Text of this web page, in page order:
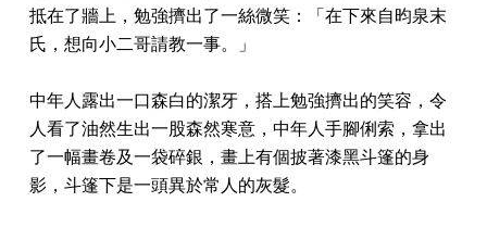
抵在了牆上，勉強擠出了一絲微笑：「在下來自昀泉末
氏，想向小二哥請教一事。」
中年人露出一口森白的潔牙，搭上勉強擠出的笑容，令
人看了油然生出一股森然寒意，中年人手腳俐索，拿出
了一幅畫卷及一袋碎銀，畫上有個披著漆黑斗篷的身
影，斗篷下是一頭異於常人的灰髮。